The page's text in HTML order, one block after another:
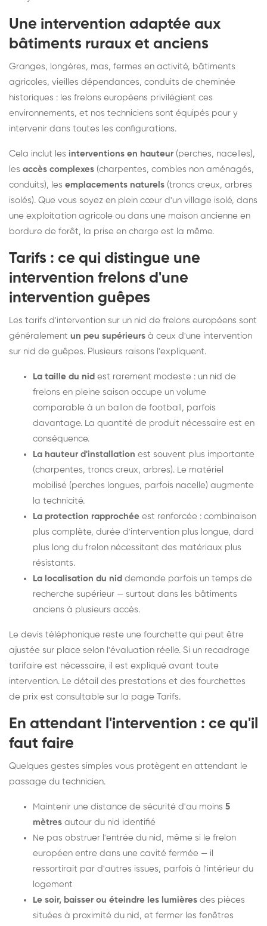
Une intervention adaptée aux
bâtiments ruraux et anciens
Granges, longères, mas, fermes en activité, bâtiments
agricoles, vieilles dépendances, conduits de cheminée
historiques : les frelons européens privilégient ces
environnements, et nos techniciens sont équipés pour y
intervenir dans toutes les configurations.
Cela inclut les interventions en hauteur (perches, nacelles),
les accès complexes (charpentes, combles non aménagés,
conduits), les emplacements naturels (troncs creux, arbres
isolés). Que vous soyez en plein cœur d'un village isolé, dans
une exploitation agricole ou dans une maison ancienne en
bordure de forêt, la prise en charge est la même.
Tarifs : ce qui distingue une
intervention frelons d'une
intervention guêpes
Les tarifs d'intervention sur un nid de frelons européens sont
généralement un peu supérieurs à ceux d'une intervention
sur nid de guêpes. Plusieurs raisons l'expliquent.
La taille du nid est rarement modeste : un nid de
frelons en pleine saison occupe un volume
comparable à un ballon de football, parfois
davantage. La quantité de produit nécessaire est en
conséquence.
La hauteur d'installation est souvent plus importante
(charpentes, troncs creux, arbres). Le matériel
mobilisé (perches longues, parfois nacelle) augmente
la technicité.
La protection rapprochée est renforcée : combinaison
plus complète, durée d'intervention plus longue, dard
plus long du frelon nécessitant des matériaux plus
résistants.
La localisation du nid demande parfois un temps de
recherche supérieur — surtout dans les bâtiments
anciens à plusieurs accès.
Le devis téléphonique reste une fourchette qui peut être
ajustée sur place selon l'évaluation réelle. Si un recadrage
tarifaire est nécessaire, il est expliqué avant toute
intervention. Le détail des prestations et des fourchettes
de prix est consultable sur la page Tarifs.
En attendant l'intervention : ce qu'il
faut faire
Quelques gestes simples vous protègent en attendant le
passage du technicien.
Maintenir une distance de sécurité d'au moins 5
mètres autour du nid identifié
Ne pas obstruer l'entrée du nid, même si le frelon
européen entre dans une cavité fermée — il
ressortirait par d'autres issues, parfois à l'intérieur du
logement
Le soir, baisser ou éteindre les lumières des pièces
situées à proximité du nid, et fermer les fenêtres